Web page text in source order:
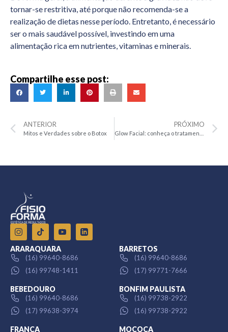
tornar-se restritiva, até porque não recomenda-se a
realização de dietas nesse período. Entretanto, é necessário
ser o mais saudável possível, investindo em uma
alimentação rica em nutrientes, vitaminas e minerais.
Compartilhe esse post:
ANTERIOR
Mitos e Verdades sobre o Botox
PRÓXIMO
ARARAQUARA
(16) 99640-8686
(16) 99748-1411
BARRETOS
(16) 99640-8686
(17) 99771-7666
BEBEDOURO
(16) 99640-8686
(17) 99638-3974
BONFIM PAULISTA
(16) 99738-2922
(16) 99738-2922
FRANCA MOCOCA